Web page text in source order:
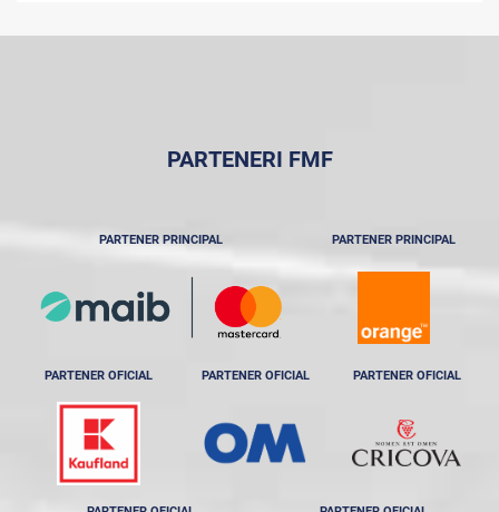
PARTENERI FMF
PARTENER PRINCIPAL PARTENER PRINCIPAL
PARTENER OFICIAL PARTENER OFICIAL PARTENER OFICIAL